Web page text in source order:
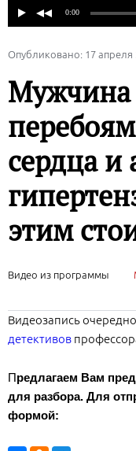
Опубликовано: 17 апреля
Мужчина
сердца и
этим
Видео из программы
Видеозапись
детективов
Предлагаем Вам
для разбора. Для
формой: